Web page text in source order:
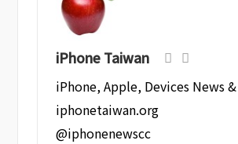
iPhone Taiwan
iPhone, Apple, Devices News
iphonetaiwan.org
@iphonenewscc